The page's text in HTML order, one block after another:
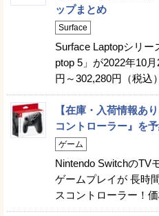
ップまとめ
Surface
Surface Laptopシリ
ptop 5」が2022年10
円～302,280円（税込）
【在庫・入荷情報あ
コントローラー』を
ゲーム
Nintendo SwitchのTV
ゲームプレイが 長時
スコントローラー！